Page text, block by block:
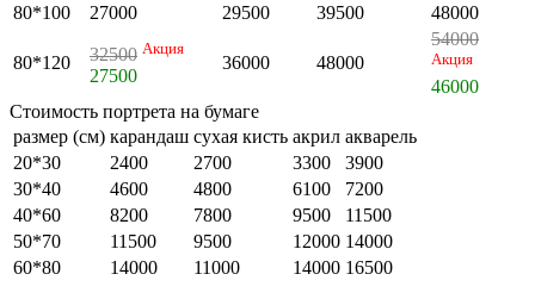
80*100
27000 29500 39500 48000
80*120 32500 Акция
27500
36000 48000
54000
Акция
46000
Стоимость портрета на бумаге
размер (см) карандаш сухая кисть акрил акварель
20*30
2400 2700 3300
3900
30*40
4600 4800 6100
7200
40*60
8200 7800 9500
11500
50*70
11500 9500 12000 14000
60*80
14000 11000 14000 16500